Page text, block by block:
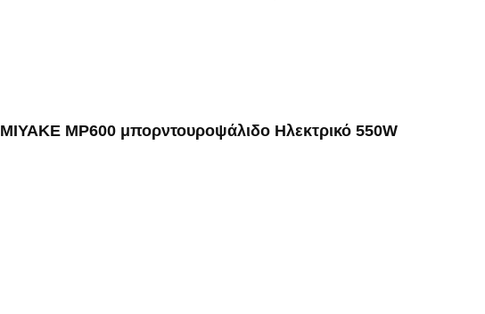
MIYAKE MP600 μπορντουροψάλιδο Ηλεκτρικό 550W